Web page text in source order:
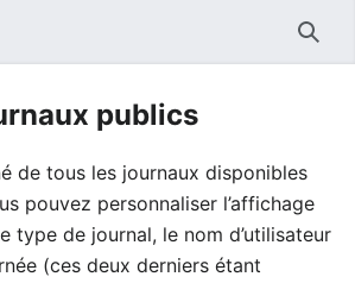
publics
de tous les journaux disponibles
pouvez personnaliser l’affichage
type de journal, le nom d’utilisateur
(ces deux derniers étant